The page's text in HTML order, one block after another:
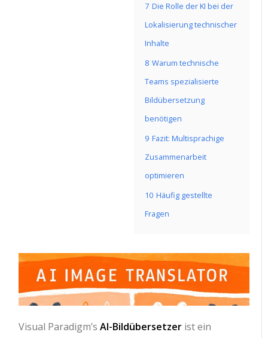
7 Die Rolle der KI bei der
Lokalisierung technischer
Inhalte
8 Warum technische
Teams spezialisierte
Bildübersetzung
benötigen
9 Fazit: Multisprachige
Zusammenarbeit
optimieren
10 Häufig gestellte
Fragen
Visual Paradigm’sAI-Bildübersetzer ist ein